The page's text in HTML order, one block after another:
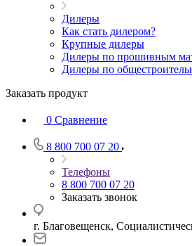
Дилеры
Как стать дилером?
Крупные дилеры
Дилеры по прошивным
Дилеры по
Заказать продукт
0 Сравнение
8 800 700 07 20
Телефоны
8 800 700 07 20
Заказать звонок
г. Благовещенск,